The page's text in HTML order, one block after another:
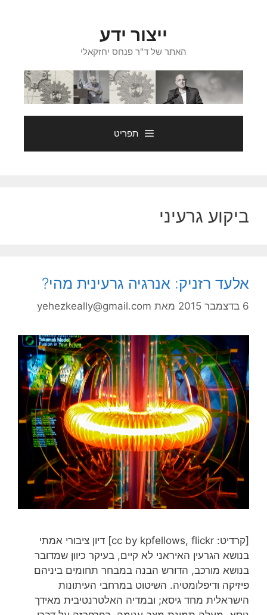
ייצור ידע
האתר של ד"ר פנחס יחזקאלי
תפריט
ביקוע גרעיני
אלעד רזניק: אנרגיה גרעינית מהי?
6 בדצמבר 2015 מאת yehezkeally@gmail.com
[קרדיט: cc by kpfellows, flickr] דיון ציבורי אמתי
בנושא הגרעין האיראני לא קיים, בעיקר כיוון שמדובר
בנושא מורכב, הדורש הבנה במבחר תחומים ביניהם
פיזיקה ודיפלומטיה. השיטוט במרחבי העיתונות
הישראלית מחד גיסא; ובמדיה האלטרנטיבית מאידך